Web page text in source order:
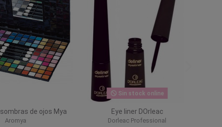
de ojos Mya
Aromya
Sin stock online
Eye liner DOrleac
Dorleac Professional